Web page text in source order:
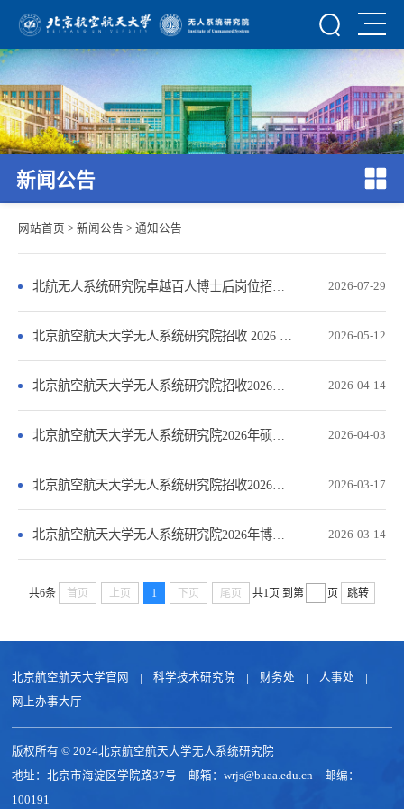
新闻公告
网站首页 > 新闻公告 > 通知公告
北航无人系统研究院卓越百人博士后岗位招聘通知 2026-07-29
北京航空航天大学无人系统研究院招收 2026 年博士研究生（第二批）工作安排 2026-05-12
北京航空航天大学无人系统研究院招收2026年博士研究生（第一批）综合考核结果公示 2026-04-14
北京航空航天大学无人系统研究院2026年硕博连读及申请考核博士研究生资格审核结果 2026-04-03
北京航空航天大学无人系统研究院招收2026年博士研究生笔试的通知 2026-03-17
北京航空航天大学无人系统研究院2026年博士研究生招生工作方案 2026-03-14
共6条 首页 上页 1 下页 尾页 共1页 到第 页 跳转
北京航空航天大学官网 科学技术研究院 财务处
人事处
网上办事大厅
版权所有 © 2024北京航空航天大学无人系统研究院
地址：北京市海淀区学院路37号 邮箱：wrjs@buaa.edu.cn 邮编：
100191